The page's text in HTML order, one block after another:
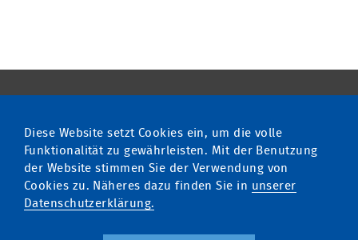
multimatic EDELSTROM GmbH
info@edelstrom.eu
ist zertifiziert nach ISO 9001
Diese Website setzt Cookies ein, um die volle
Funktionalität zu gewährleisten. Mit der Benutzung
der Website stimmen Sie der Verwendung von
Cookies zu. Näheres dazu finden Sie in unserer
Datenschutzerklärung.